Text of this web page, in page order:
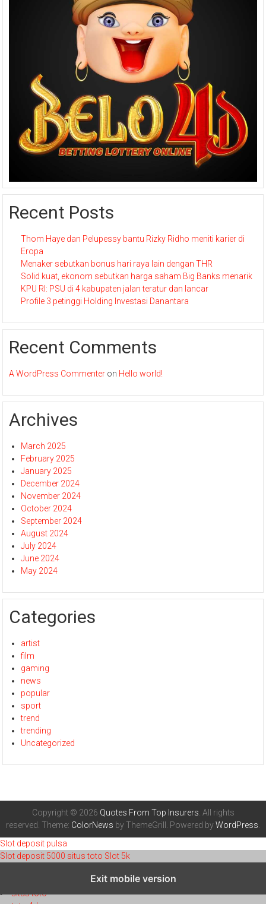
Recent Posts
Thom Haye dan Pelupessy bantu Rizky Ridho meniti karier di
Eropa
Menaker sebutkan bonus hari raya lain dengan THR
Solid kuat, ekonom sebutkan harga saham Big Banks menarik
KPU RI: PSU di 4 kabupaten jalan teratur dan lancar
Profile 3 petinggi Holding Investasi Danantara
Recent Comments
A WordPress Commenter on Hello world!
Archives
March 2025
February 2025
January 2025
December 2024
November 2024
October 2024
September 2024
August 2024
July 2024
June 2024
May 2024
Categories
artist
film
gaming
news
popular
sport
trend
trending
Uncategorized
Copyright © 2026 Quotes From Top Insurers . All rights
reserved. Theme: ColorNews by ThemeGrill. Powered byWordPress
Slot deposit pulsa
Slot deposit 5000 situs toto Slot 5k
Exit mobile version
situs toto